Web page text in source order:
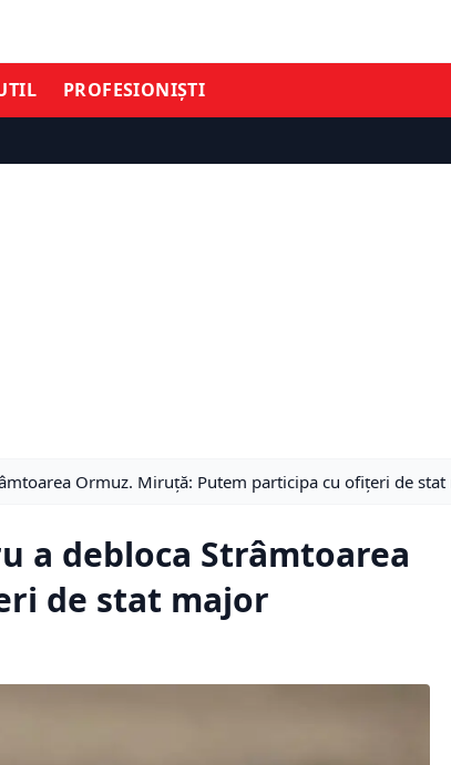
PROFESIONIȘTI
Ormuz. Miruță: Putem participa cu ofiţeri de
a debloca Strâmtoarea
de stat major